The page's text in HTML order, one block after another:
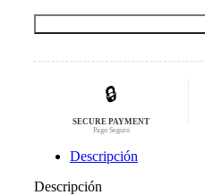
era:
es:
🔒
SECURE PAYMENT
Pago Seguro
Descripción
Descripción